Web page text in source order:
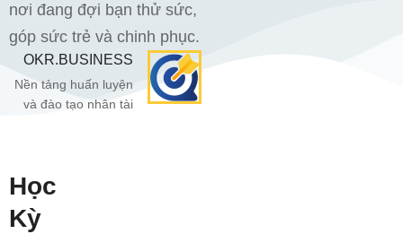
nơi đang đợi bạn thử sức,
góp sức trẻ và chinh phục.
OKR.BUSINESS
Nền tảng huấn luyện
và đào tạo nhân tài
Học
Kỳ